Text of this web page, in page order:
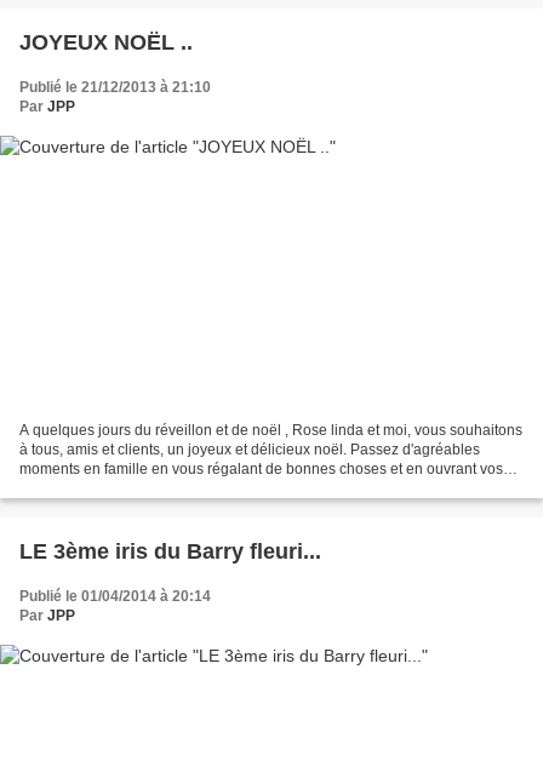
JOYEUX NOËL ..
Publié le 21/12/2013 à 21:10
Par JPP
A quelques jours du réveillon et de noël , Rose linda et moi, vous souhaitons
à tous, amis et clients, un joyeux et délicieux noël. Passez d'agréables
moments en famille en vous régalant de bonnes choses et en ouvrant vos
LE 3ème iris du Barry fleuri...
Publié le 01/04/2014 à 20:14
Par JPP